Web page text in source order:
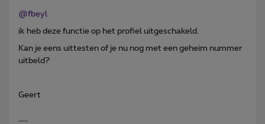
@fbeyl
ik heb deze functie op het profiel uitgeschakeld.
Kan je eens uittesten of je nu nog met een geheim nummer
uitbeld?
Geert